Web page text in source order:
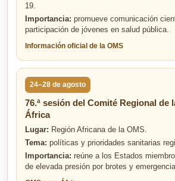
19.
Importancia: promueve comunicación
participación de jóvenes en salud pública.
Información oficial de la OMS
24–28 de agosto
76.ª sesión del Comité Regional de
África
Lugar: Región Africana de la OMS.
Tema: políticas y prioridades sanitarias
Importancia: reúne a los Estados
de elevada presión por brotes y